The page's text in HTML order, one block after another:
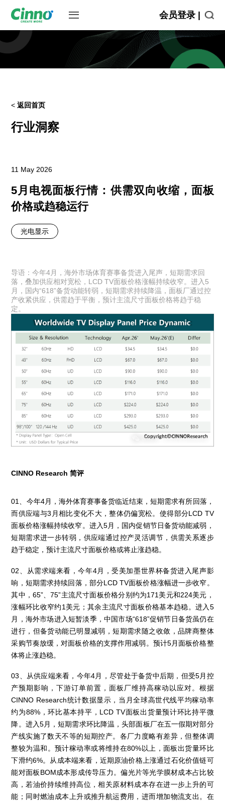
会员登录 |
<返回首页
行业洞察
11 May 2026
5月电视面板行情：供需双向收缩，面板
价格或趋稳运行
光电显示
导语：今年4月，海外市场体育赛事备货进入尾声，短期需求回
落，叠加供应相对宽松，LCD TV面板价格涨幅持续收窄。进入5
月，国内“618”备货动能转弱，短期需求持续降温，面板厂通过控
产收紧供应，供需趋于平衡，预计主流尺寸面板价格将趋于稳
定。
CINNO Research 简评
01、 今年4月，海外体育赛事备货临近结束，短期需求有所回落，
而供应端与3月相比变化不大，整体仍偏宽松。使得部分LCD TV
面板价格涨幅持续收窄。进入5月，国内促销节日备货动能减弱，
短期需求进一步转弱，供应端通过控产灵活调节，供需关系逐步
趋于稳定，预计主流尺寸面板价格或将止涨趋稳。
02、从需求端来看，今年4月，受美加墨世界杯备货进入尾声影
响，短期需求持续回落，部分LCD TV面板价格涨幅进一步收窄。
其中，65”、75”主流尺寸面板价格分别约为171美元和224美元，
涨幅环比收窄约1美元；其余主流尺寸面板价格基本趋稳。进入5
月，海外市场进入短暂淡季，中国市场“618”促销节日备货虽仍在
进行，但备货动能已明显减弱，短期需求随之收敛，品牌商整体
采购节奏放缓，对面板价格的支撑作用减弱。预计5月面板价格整
体将止涨趋稳。
03、从供应端来看，今年4月，尽管处于备货中后期，但受5月控
产预期影响，下游订单前置，面板厂维持高稼动以应对。根据
CINNO Research统计数据显示，当月全球高世代线平均稼动率
约为88%，环比基本持平，LCD TV面板出货量预计环比持平微
降。进入5月，短期需求环比降温，头部面板厂在五一假期对部分
产线实施了数天不等的短期控产。各厂力度略有差异，但整体调
整较为温和。预计稼动率或将维持在80%以上，面板出货量环比
下滑约6%。从成本端来看，近期原油价格上涨通过石化价值链可
能对面板BOM成本形成传导压力。偏光片等光学膜材成本占比较
高，若油价持续维持高位，相关原材料成本存在进一步上升的可
能；同时燃油成本上升或推升航运费用，进而增加物流支出。在